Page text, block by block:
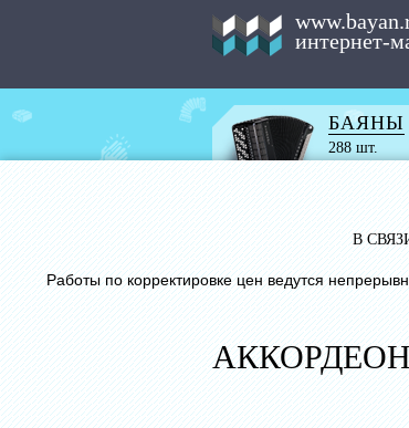
интернет-
БАЯНЫ
288 шт.
В
Работы по корректировке цен ведутся